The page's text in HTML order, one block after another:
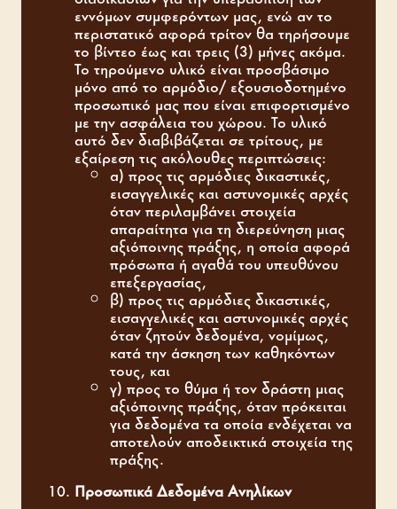
εννόμων συμφερόντων μας, ενώ αν το
περιστατικό αφορά τρίτον θα τηρήσουμε
το βίντεο έως και τρεις (3) μήνες ακόμα.
Το τηρούμενο υλικό είναι προσβάσιμο
μόνο από το αρμόδιο/ εξουσιοδοτημένο
προσωπικό μας που είναι επιφορτισμένο
με την ασφάλεια του χώρου. Το υλικό
αυτό δεν διαβιβάζεται σε τρίτους, με
εξαίρεση τις ακόλουθες περιπτώσεις:
α) προς τις αρμόδιες δικαστικές,
εισαγγελικές και αστυνομικές αρχές
όταν περιλαμβάνει στοιχεία
απαραίτητα για τη διερεύνηση μιας
αξιόποινης πράξης, η οποία αφορά
πρόσωπα ή αγαθά του υπευθύνου
επεξεργασίας,
β) προς τις αρμόδιες δικαστικές,
εισαγγελικές και αστυνομικές αρχές
όταν ζητούν δεδομένα, νομίμως,
κατά την άσκηση των καθηκόντων
τους, και
γ) προς το θύμα ή τον δράστη μιας
αξιόποινης πράξης, όταν πρόκειται
για δεδομένα τα οποία ενδέχεται να
αποτελούν αποδεικτικά στοιχεία της
πράξης.
Προσωπικά Δεδομένα Ανηλίκων